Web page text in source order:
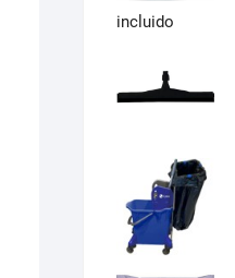
incluido